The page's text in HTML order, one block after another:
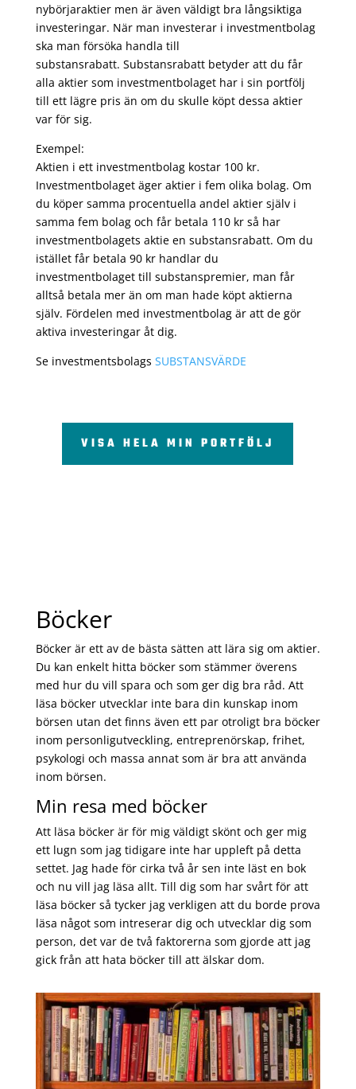
nybörjaraktier men är även väldigt bra långsiktiga
investeringar. När man investerar i investmentbolag
ska man försöka handla till
substansrabatt. Substansrabatt betyder att du får
alla aktier som investmentbolaget har i sin portfölj
till ett lägre pris än om du skulle köpt dessa aktier
var för sig.
Exempel:
Aktien i ett investmentbolag kostar 100 kr.
Investmentbolaget äger aktier i fem olika bolag. Om
du köper samma procentuella andel aktier själv i
samma fem bolag och får betala 110 kr så har
investmentbolagets aktie en substansrabatt. Om du
istället får betala 90 kr handlar du
investmentbolaget till substanspremier, man får
alltså betala mer än om man hade köpt aktierna
själv. Fördelen med investmentbolag är att de gör
aktiva investeringar åt dig.
Se investmentsbolags SUBSTANSVÄRDE
VISA HELA MIN PORTFÖLJ
Böcker
Böcker är ett av de bästa sätten att lära sig om aktier.
Du kan enkelt hitta böcker som stämmer överens
med hur du vill spara och som ger dig bra råd. Att
läsa böcker utvecklar inte bara din kunskap inom
börsen utan det finns även ett par otroligt bra böcker
inom personligutveckling, entreprenörskap, frihet,
psykologi och massa annat som är bra att använda
inom börsen.
Min resa med böcker
Att läsa böcker är för mig väldigt skönt och ger mig
ett lugn som jag tidigare inte har uppleft på detta
settet. Jag hade för cirka två år sen inte läst en bok
och nu vill jag läsa allt. Till dig som har svårt för att
läsa böcker så tycker jag verkligen att du borde prova
läsa något som intreserar dig och utvecklar dig som
person, det var de två faktorerna som gjorde att jag
gick från att hata böcker till att älskar dom.